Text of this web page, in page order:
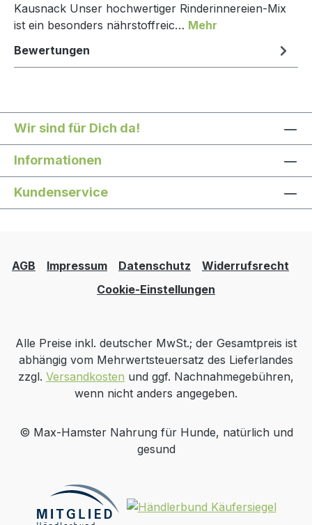
Kausnack Unser hochwertiger Rinderinnereien-Mix
ist ein besonders nährstoffreic… Mehr
Bewertungen
Wir sind für Dich da!
Informationen
Kundenservice
AGB Impressum Datenschutz
Widerrufsrecht
Cookie-Einstellungen
Alle Preise inkl. deutscher MwSt.; der Gesamtpreis ist
abhängig vom Mehrwertsteuersatz des Lieferlandes
zzgl. Versandkosten und ggf. Nachnahmegebühren,
wenn nicht anders angegeben.
© Max-Hamster Nahrung für Hunde, natürlich und
gesund